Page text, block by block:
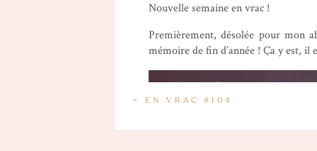
Nouvelle semaine en vrac !
Premièrement, désolée pour mon
mémoire de fin d’année ! Ça y est,
« EN VRAC #104